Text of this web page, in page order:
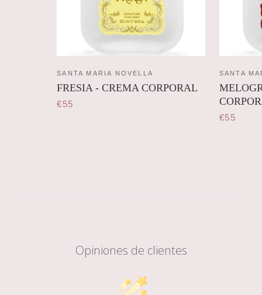
SANTA MARIA NOVELLA
FRESIA - CREMA CORPORAL
€55
SANTA
€55
Opiniones de clientes